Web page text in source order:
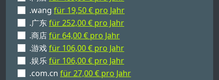
.wang für 19,50 € pro Jahr
.广东für 252,00 € pro Jahr
.商店für 64,00 € pro Jahr
.游戏für 106,00 € pro Jahr
.娱乐für 106,00 € pro Jahr
.com.cn für 27,00 € pro Jahr